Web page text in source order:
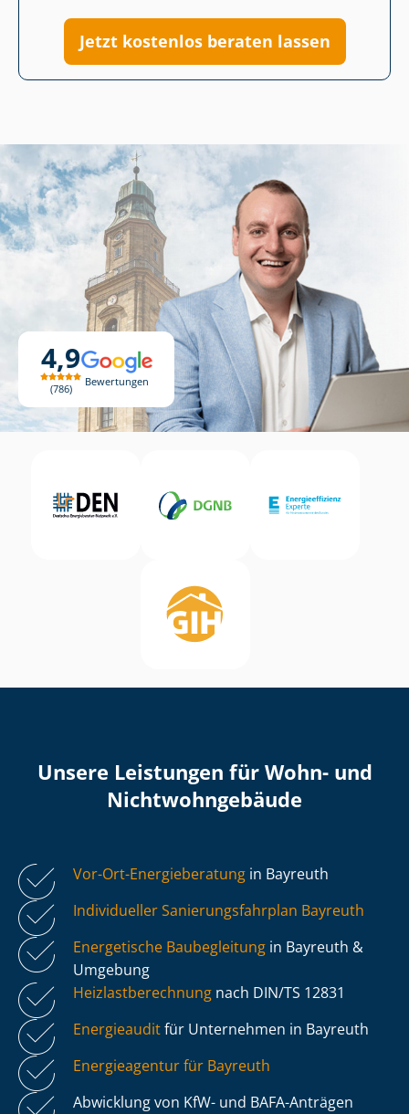
4,9
786
Bewertungen
Jetzt kostenlos beraten lassen
Unsere Leistungen für Wohn- und
Nicht­wohn­ge­bäu­de
Vor-Ort-Energieberatung in Bayreuth
Individueller Sa­nie­rungs­fahr­plan Bayreuth
Energetische Baubegleitung in Bayreuth &
Umgebung
Heiz­last­be­rech­nung nach DIN/TS 12831
Energieauditfür Unternehmen in Bayreuth
Energieagentur für Bayreuth
Abwicklung von KfW- und BAFA-Anträgen